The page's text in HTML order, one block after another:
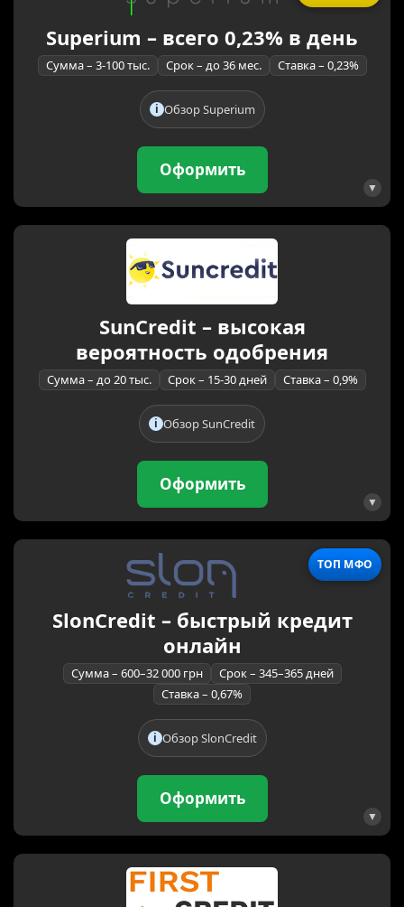
Superium – всего 0,23% в день
Сумма – 3-100 тыс. Срок – до 36 мес. Ставка – 0,23%
Обзор Superium
Оформить
SunCredit – высокая
вероятность одобрения
Сумма – до 20 тыс. Срок – 15-30 дней Ставка – 0,9%
Обзор SunCredit
Оформить
ТОП МФО
SlonCredit – быстрый кредит
онлайн
Сумма – 600–32 000 грн
Срок – 345–365 дней
Ставка – 0,67%
Обзор SlonCredit
Оформить